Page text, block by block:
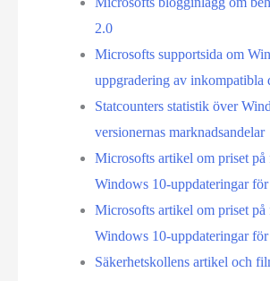
2.0
Microsofts supportsida om
uppgradering av inkompatibla
Statcounters statistik över
versionernas marknadsandelar
Microsofts artikel om priset på
Windows 10-uppdateringar
Microsofts artikel om priset på
Windows 10-uppdateringar
Säkerhetskollens artikel och